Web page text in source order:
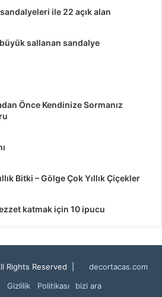
ile 22 açık alan
sallanan sandalye
Önce Kendinize Sormanız
Bitki – Gölge Çok Yıllık Çiçekler
katmak için 10 ipucu
Rights Reserved |
decortacas.com
Gizlilik Politikası bizi ara